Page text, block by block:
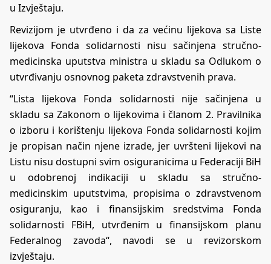
u Izvještaju.
Revizijom je utvrđeno i da za većinu lijekova sa Liste
lijekova Fonda solidarnosti nisu sačinjena stručno-
medicinska uputstva ministra u skladu sa Odlukom o
utvrđivanju osnovnog paketa zdravstvenih prava.
“Lista lijekova Fonda solidarnosti nije sačinjena u
skladu sa Zakonom o lijekovima i članom 2. Pravilnika
o izboru i korištenju lijekova Fonda solidarnosti kojim
je propisan način njene izrade, jer uvršteni lijekovi na
Listu nisu dostupni svim osiguranicima u Federaciji BiH
u odobrenoj indikaciji u skladu sa stručno-
medicinskim uputstvima, propisima o zdravstvenom
osiguranju, kao i finansijskim sredstvima Fonda
solidarnosti FBiH, utvrđenim u finansijskom planu
Federalnog zavoda“, navodi se u revizorskom
izvještaju.